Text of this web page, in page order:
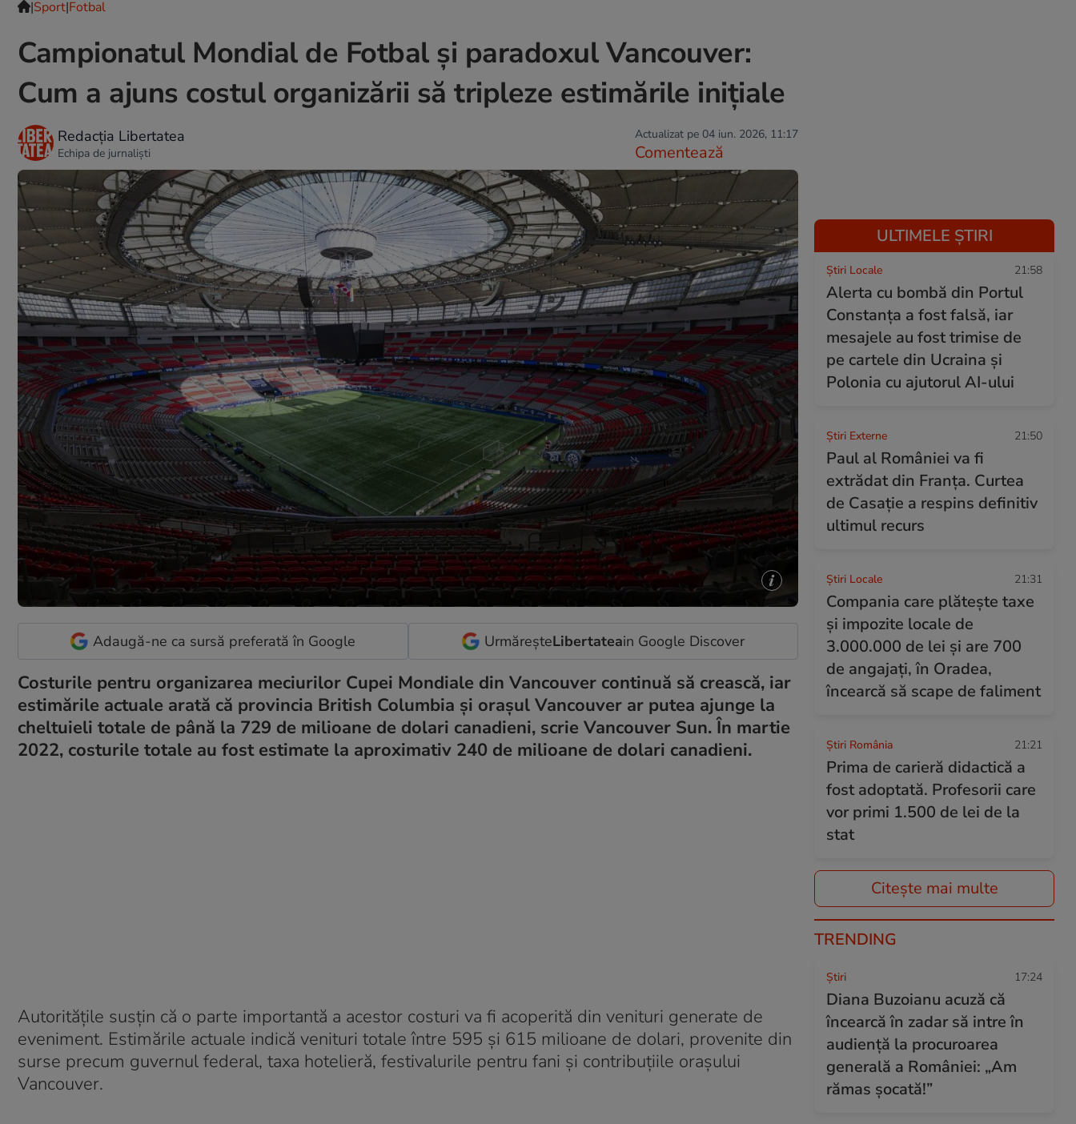
|Sport|Fotbal
Campionatul Mondial de Fotbal și paradoxul Vancouver:
Cum a ajuns costul organizării să tripleze estimările inițiale
Redacția Libertatea
Echipa de jurnaliști
Actualizat pe 04 iun. 2026, 11:17
Comentează
Adaugă-ne ca sursă preferată în Google UrmăreșteLibertateain Google Discover
Costurile pentru organizarea meciurilor Cupei Mondiale din Vancouver continuă să crească, iar
estimările actuale arată că provincia British Columbia și orașul Vancouver ar putea ajunge la
cheltuieli totale de până la 729 de milioane de dolari canadieni, scrie Vancouver Sun. În martie
2022, costurile totale au fost estimate la aproximativ 240 de milioane de dolari canadieni.
Autoritățile susțin că o parte importantă a acestor costuri va fi acoperită din venituri generate de
eveniment. Estimările actuale indică venituri totale între 595 și 615 milioane de dolari, provenite din
surse precum guvernul federal, taxa hotelieră, festivalurile pentru fani și contribuțiile orașului
Vancouver.
ULTIMELE ȘTIRI
Știri Locale 21:58
Alerta cu bombă din Portul
Constanța a fost falsă, iar
mesajele au fost trimise de
pe cartele din Ucraina și
Polonia cu ajutorul AI-ului
Știri Externe 21:50
Paul al României va fi
extrădat din Franța. Curtea
de Casație a respins definitiv
ultimul recurs
Știri Locale 21:31
Compania care plătește taxe
și impozite locale de
3.000.000 de lei și are 700
de angajați, în Oradea,
încearcă să scape de faliment
Știri România 21:21
Prima de carieră didactică a
fost adoptată. Profesorii care
vor primi 1.500 de lei de la
stat
Citește mai multe
TRENDING
Ştiri 17:24
Diana Buzoianu acuză că
încearcă în zadar să intre în
audiență la procuroarea
generală a României: „Am
rămas șocată!”